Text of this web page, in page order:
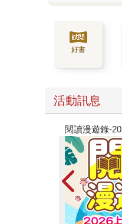
好書
活動訊息
教場電影版